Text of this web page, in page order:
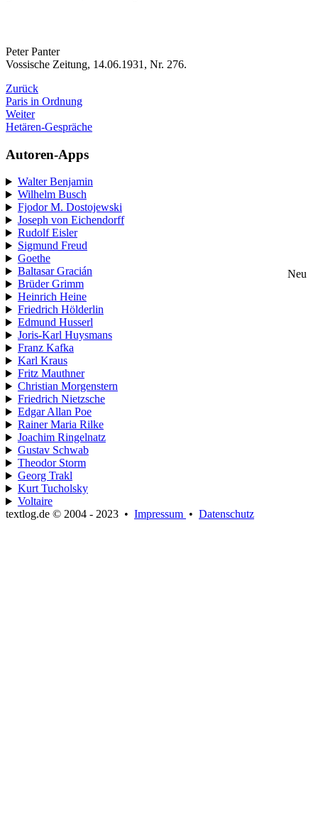
Peter Panter
Vossische Zeitung, 14.06.1931, Nr. 276.
Zurück
Paris in Ordnung
Weiter
Hetären-Gespräche
Autoren-Apps
Walter Benjamin
Wilhelm Busch
Fjodor M. Dostojewski
Joseph von Eichendorff
Rudolf Eisler
Sigmund Freud
Goethe
Baltasar Gracián
Neu
Brüder Grimm
Heinrich Heine
Friedrich Hölderlin
Edmund Husserl
Joris-Karl Huysmans
Franz Kafka
Karl Kraus
Fritz Mauthner
Christian Morgenstern
Friedrich Nietzsche
Edgar Allan Poe
Rainer Maria Rilke
Joachim Ringelnatz
Gustav Schwab
Theodor Storm
Georg Trakl
Kurt Tucholsky
Voltaire
textlog.de © 2004 - 2023 • Impressum • Datenschutz